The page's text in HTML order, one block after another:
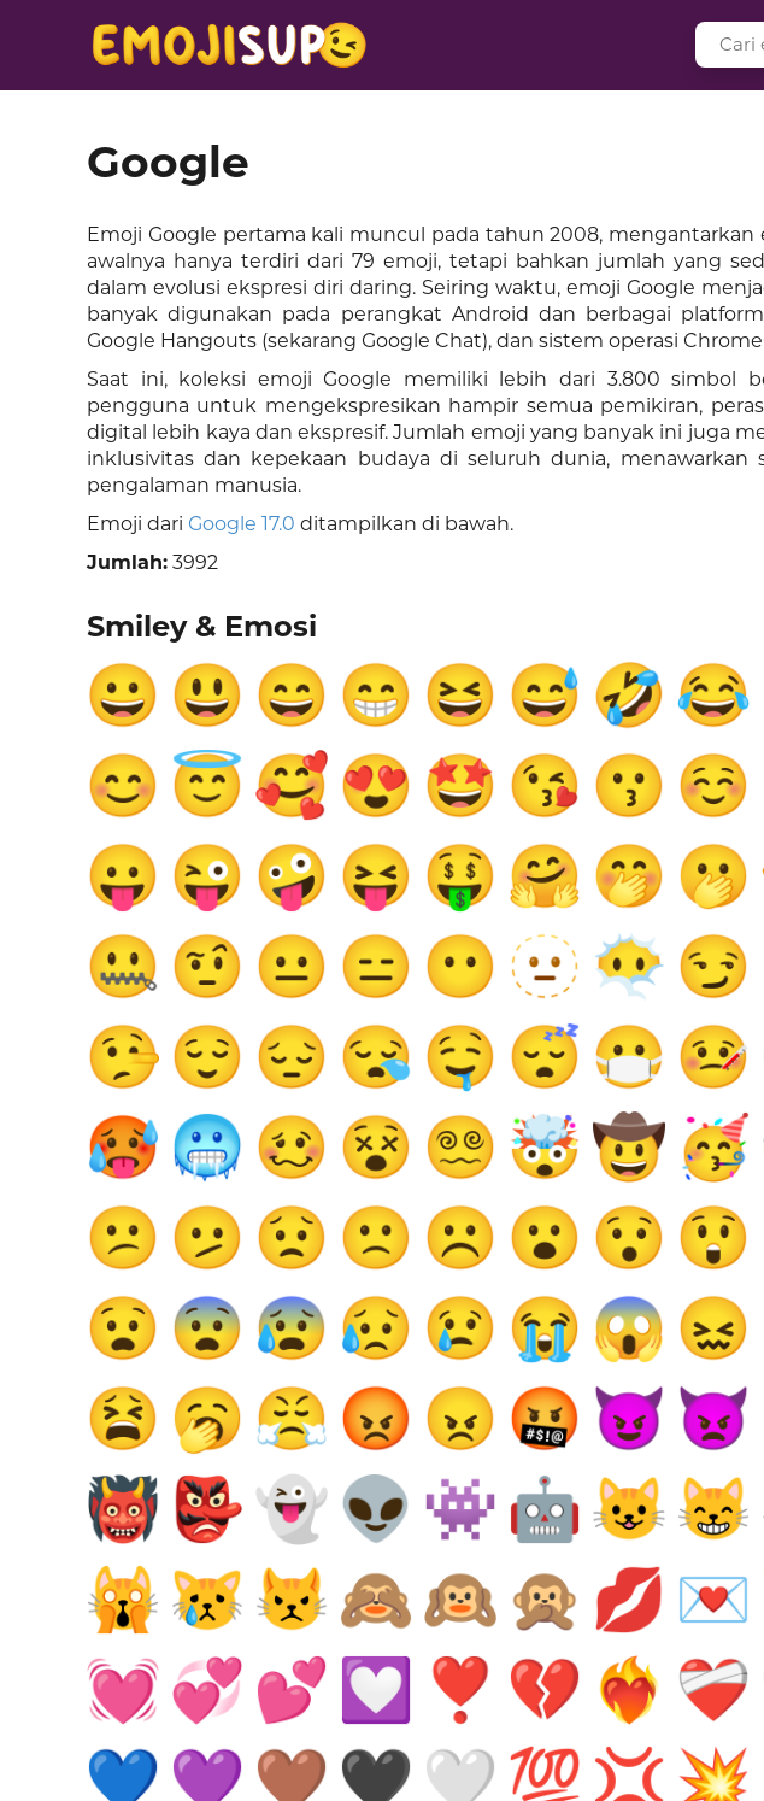
Google
Emoji Google pertama kali muncul pada tahun 2008, mengantarkan
awalnya hanya terdiri dari 79 emoji, tetapi bahkan jumlah yang
dalam evolusi ekspresi diri daring. Seiring waktu, emoji Google
banyak digunakan pada perangkat Android dan berbagai
Google Hangouts (sekarang Google Chat), dan sistem operasi
Saat ini, koleksi emoji Google memiliki lebih dari 3.800 simbol
pengguna untuk mengekspresikan hampir semua pemikiran,
digital lebih kaya dan ekspresif. Jumlah emoji yang banyak ini juga
inklusivitas dan kepekaan budaya di seluruh dunia,
pengalaman manusia.
Emoji dari Google 17.0 ditampilkan di bawah.
Jumlah: 3992
Smiley & Emosi